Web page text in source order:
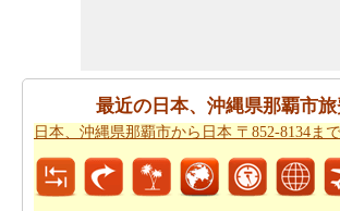
縄県那覇市から日本、〒066-0012 北海
歳空港 (CTS)までの飛行距離を認識する
のために必要な飛行時間を知りたいか
なたは
日本、沖縄県那覇市から日本、〒
最近の日本、沖縄県那覇市
日本、沖縄県那覇市から日本 〒852-8134ま